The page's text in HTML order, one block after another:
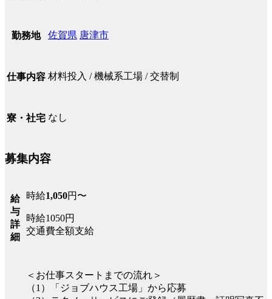
勤務地 佐賀県 唐津市
仕事内容 材料投入 / 機械系工場 / 交替制
寮・社宅 なし
募集内容
給
与
詳
細
時給1,050円〜
時給1050円
交通費全額支給
＜お仕事スタートまでの流れ＞
（1）「ジョブハウス工場」から応募